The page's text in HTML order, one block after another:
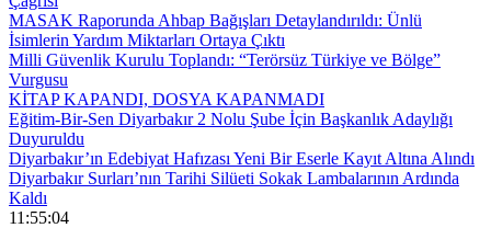
MASAK Raporunda Ahbap Bağışları Detaylandırıldı: Ünlü
İsimlerin Yardım Miktarları Ortaya Çıktı
Milli Güvenlik Kurulu Toplandı: “Terörsüz Türkiye ve Bölge”
Vurgusu
KİTAP KAPANDI, DOSYA KAPANMADI
Eğitim-Bir-Sen Diyarbakır 2 Nolu Şube İçin Başkanlık Adaylığı
Duyuruldu
Diyarbakır’ın Edebiyat Hafızası Yeni Bir Eserle Kayıt Altına Alındı
Diyarbakır Surları’nın Tarihi Silüeti Sokak Lambalarının Ardında
Kaldı
11:55:04